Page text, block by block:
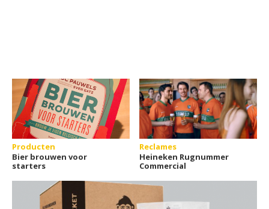
Producten
Bier brouwen voor
starters
Reclames
Heineken Rugnummer
Commercial